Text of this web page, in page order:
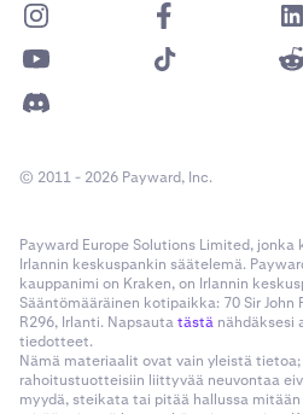
© 2011 - 2026 Payward, Inc.
Payward Europe Solutions Limited, jonka
Irlannin keskuspankin säätelemä.
kauppanimi on Kraken, on Irlannin
Sääntömääräinen kotipaikka: 70 Sir John
R296, Irlanti. Napsautatästä nähdäksesi
tiedotteet.
Nämä materiaalit ovat vain yleistä
rahoitustuotteisiin liittyvää neuvontaa
myydä, steikata tai pitää hallussa